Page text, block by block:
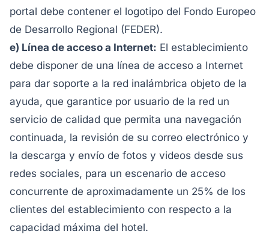
portal debe contener el logotipo del Fondo Europeo
de Desarrollo Regional (FEDER).
e) Línea de acceso a Internet: El establecimiento
debe disponer de una línea de acceso a Internet
para dar soporte a la red inalámbrica objeto de la
ayuda, que garantice por usuario de la red un
servicio de calidad que permita una navegación
continuada, la revisión de su correo electrónico y
la descarga y envío de fotos y videos desde sus
redes sociales, para un escenario de acceso
concurrente de aproximadamente un 25% de los
clientes del establecimiento con respecto a la
capacidad máxima del hotel.